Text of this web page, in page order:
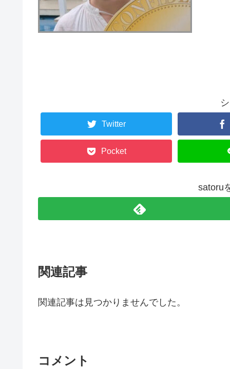
Twitter
Pocket
satoru
関連記事
関連記事は見つかりませんでした。
コメント